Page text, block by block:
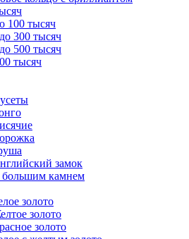
100 тысяч
300 тысяч
500 тысяч
тысяч
замок
камнем
золото
золото
золото